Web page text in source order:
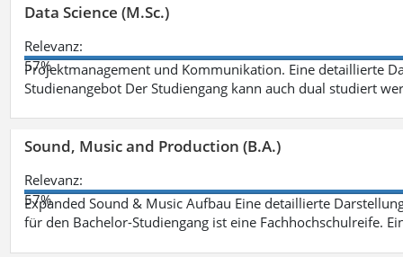
Data Science (M.Sc.)
Relevanz:
57%
Projektmanagement und Kommunikation. Eine detaillierte
Studienangebot Der Studiengang kann auch dual studiert
Sound, Music and Production (B.A.)
Relevanz:
57%
Expanded Sound & Music Aufbau Eine detaillierte
für den Bachelor-Studiengang ist eine Fachhochschulreife.